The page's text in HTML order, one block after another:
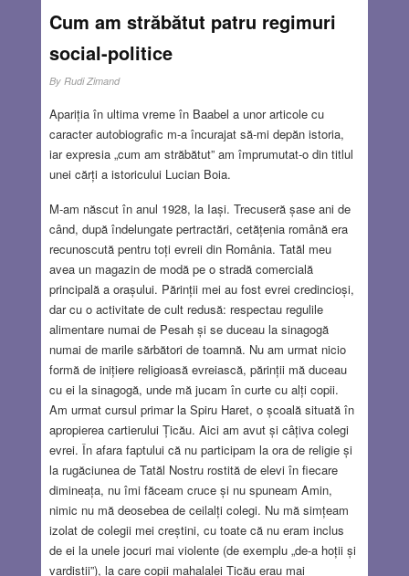
Cum am străbătut patru regimuri
social-politice
By Rudi Zimand
Apariția în ultima vreme în Baabel a unor articole cu
caracter autobiografic m-a încurajat să-mi depăn istoria,
iar expresia „cum am străbătut” am împrumutat-o din titlul
unei cărți a istoricului Lucian Boia.
M-am născut în anul 1928, la Iași. Trecuseră șase ani de
când, după îndelungate pertractări, cetățenia română era
recunoscută pentru toți evreii din România. Tatăl meu
avea un magazin de modă pe o stradă comercială
principală a orașului. Părinții mei au fost evrei credincioși,
dar cu o activitate de cult redusă: respectau regulile
alimentare numai de Pesah și se duceau la sinagogă
numai de marile sărbători de toamnă. Nu am urmat nicio
formă de inițiere religioasă evreiască, părinții mă duceau
cu ei la sinagogă, unde mă jucam în curte cu alți copii.
Am urmat cursul primar la Spiru Haret, o școală situată în
apropierea cartierului Țicău. Aici am avut și câțiva colegi
evrei. În afara faptului că nu participam la ora de religie și
la rugăciunea de Tatăl Nostru rostită de elevi în fiecare
dimineața, nu îmi făceam cruce și nu spuneam Amin,
nimic nu mă deosebea de ceilalți colegi. Nu mă simțeam
izolat de colegii mei creștini, cu toate că nu eram inclus
de ei la unele jocuri mai violente (de exemplu „de-a hoții și
vardiștii”), la care copii mahalalei Țicău erau mai